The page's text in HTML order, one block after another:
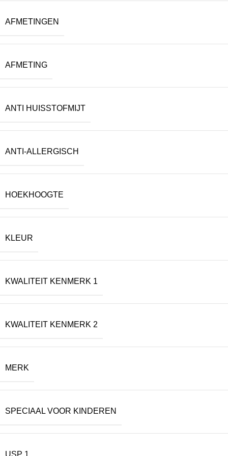
AFMETINGEN
AFMETING
ANTI HUISSTOFMIJT
ANTI-ALLERGISCH
HOEKHOOGTE
KLEUR
KWALITEIT KENMERK 1
KWALITEIT KENMERK 2
MERK
SPECIAAL VOOR KINDEREN
USP 1